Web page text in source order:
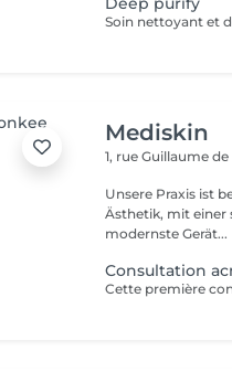
Mediskin
1, rue Guillaume
Unsere Praxis ist
Ästhetik, mit einer
modernste Gerät...
Consultation